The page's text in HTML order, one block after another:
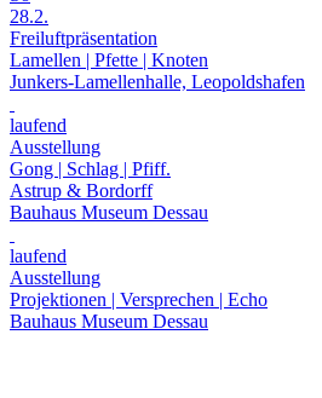
28.2.
Freiluftpräsentation
Lamellen | Pfette | Knoten
Junkers-Lamellenhalle, Leopoldshafen
laufend
Ausstellung
Gong | Schlag | Pfiff.
Astrup & Bordorff
Bauhaus Museum Dessau
laufend
Ausstellung
Projektionen | Versprechen | Echo
Bauhaus Museum Dessau